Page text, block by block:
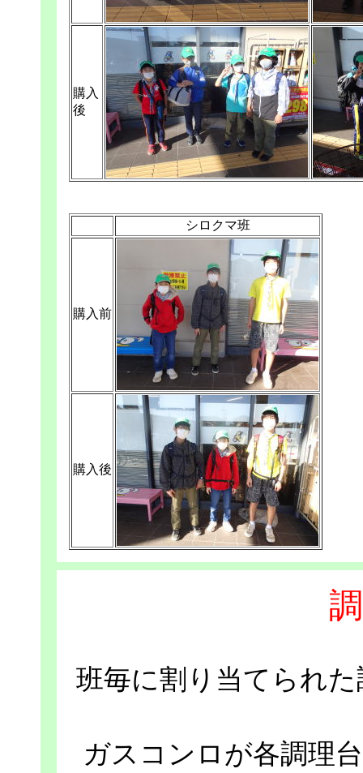
購入
後
シロクマ班
購入前
購入後
班毎に割り当てられ
ガスコンロが各調理